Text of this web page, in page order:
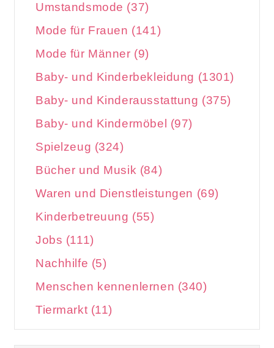
Umstandsmode (37)
Mode für Frauen (141)
Mode für Männer (9)
Baby- und Kinderbekleidung (1301)
Baby- und Kinderausstattung (375)
Baby- und Kindermöbel (97)
Spielzeug (324)
Bücher und Musik (84)
Waren und Dienstleistungen (69)
Kinderbetreuung (55)
Jobs (111)
Nachhilfe (5)
Menschen kennenlernen (340)
Tiermarkt (11)